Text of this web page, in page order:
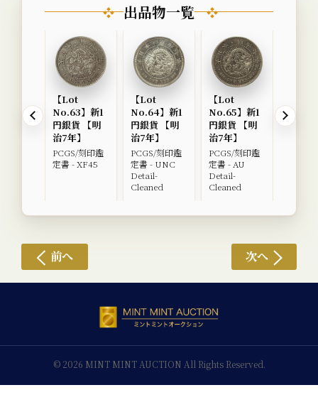
出品物一覧
【Lot
No.63】新1
円銀貨 【明
治7年】
PCGS/刻印鑑
定書 - XF45
【Lot
No.64】新1
円銀貨 【明
治7年】
PCGS/刻印鑑
定書 - UNC
Detail-
Cleaned
【Lot
No.65】新1
円銀貨 【明
治7年】
PCGS/刻印鑑
定書 - AU
Detail-
Cleaned
No.66
円銀貨
前へ 次へ
© 2026 MINT MINT AUCTION All Rights Reserved.